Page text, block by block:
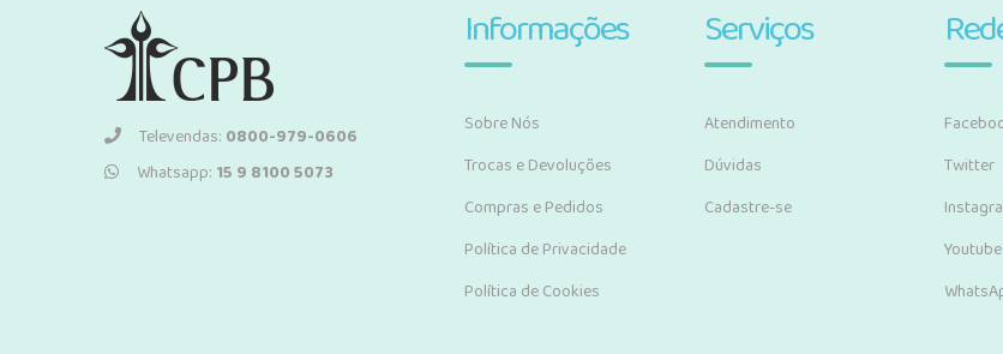
Televendas: 0800-979-0606
Whatsapp: 15 9 8100 5073
Informações
Sobre Nós
Trocas e Devoluções
Compras e Pedidos
Política de Privacidade
Política de Cookies
Serviços
Atendimento
Dúvidas
Cadastre-se
Twitter
Youtube